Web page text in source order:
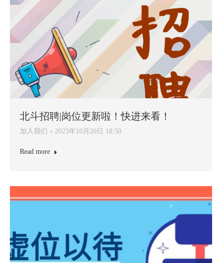
北斗招聘|岗位更新啦！快进来看！
加入我们 2023年10月20日 18:50
Read more